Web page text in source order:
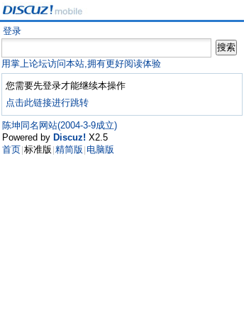
登录
用掌上论坛访问本站,拥有更好阅读体验
您需要先登录才能继续本操作
点击此链接进行跳转
陈坤同名网站(2004-3-9成立)
Powered by Discuz! X2.5
首页 标准版 精简版 电脑版